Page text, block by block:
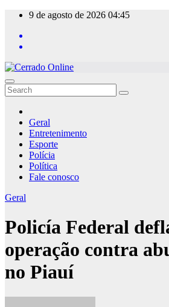
Skip
content
9 de agosto de 2026 04:45
Geral
Entretenimento
Esporte
Polícia
Política
Fale conosco
Geral
Policía Federal
operação contra
no Piauí